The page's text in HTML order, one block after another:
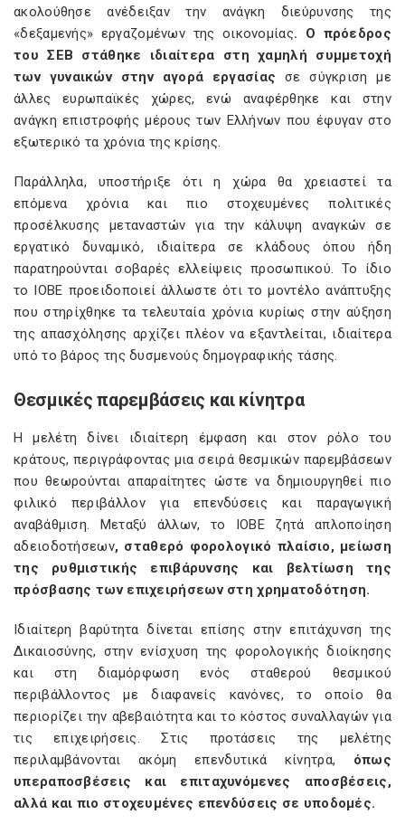
ακολούθησε ανέδειξαν την ανάγκη διεύρυνσης της
«δεξαμενής» εργαζομένων της οικονομίας. Ο πρόεδρος
του ΣΕΒ στάθηκε ιδιαίτερα στη χαμηλή συμμετοχή
των γυναικών στην αγορά εργασίας σε σύγκριση με
άλλες ευρωπαϊκές χώρες, ενώ αναφέρθηκε και στην
ανάγκη επιστροφής μέρους των Ελλήνων που έφυγαν στο
εξωτερικό τα χρόνια της κρίσης.
Παράλληλα, υποστήριξε ότι η χώρα θα χρειαστεί τα
επόμενα χρόνια και πιο στοχευμένες πολιτικές
προσέλκυσης μεταναστών για την κάλυψη αναγκών σε
εργατικό δυναμικό, ιδιαίτερα σε κλάδους όπου ήδη
παρατηρούνται σοβαρές ελλείψεις προσωπικού. Το ίδιο
το ΙΟΒΕ προειδοποιεί άλλωστε ότι το μοντέλο ανάπτυξης
που στηρίχθηκε τα τελευταία χρόνια κυρίως στην αύξηση
της απασχόλησης αρχίζει πλέον να εξαντλείται, ιδιαίτερα
υπό το βάρος της δυσμενούς δημογραφικής τάσης.
Θεσμικές παρεμβάσεις και κίνητρα
Η μελέτη δίνει ιδιαίτερη έμφαση και στον ρόλο του
κράτους, περιγράφοντας μια σειρά θεσμικών παρεμβάσεων
που θεωρούνται απαραίτητες ώστε να δημιουργηθεί πιο
φιλικό περιβάλλον για επενδύσεις και παραγωγική
αναβάθμιση. Μεταξύ άλλων, το ΙΟΒΕ ζητά απλοποίηση
αδειοδοτήσεων, σταθερό φορολογικό πλαίσιο, μείωση
της ρυθμιστικής επιβάρυνσης και βελτίωση της
πρόσβασης των επιχειρήσεων στη χρηματοδότηση.
Ιδιαίτερη βαρύτητα δίνεται επίσης στην επιτάχυνση της
Δικαιοσύνης, στην ενίσχυση της φορολογικής διοίκησης
και στη διαμόρφωση ενός σταθερού θεσμικού
περιβάλλοντος με διαφανείς κανόνες, το οποίο θα
περιορίζει την αβεβαιότητα και το κόστος συναλλαγών για
τις επιχειρήσεις. Στις προτάσεις της μελέτης
περιλαμβάνονται ακόμη επενδυτικά κίνητρα, όπως
υπεραποσβέσεις και επιταχυνόμενες αποσβέσεις,
αλλά και πιο στοχευμένες επενδύσεις σε υποδομές.